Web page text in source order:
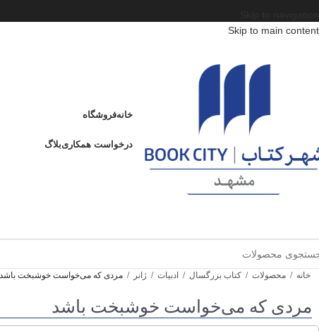
Skip to main content
خانهفروشگاه
درخواست همکاریبلاگ
خانه / محصولات / کتاب بزرگسال / ادبیات / ژانر / مردی که می‌خواست خوشبخت باشد
مردی که می‌خواست خوشبخت باشد